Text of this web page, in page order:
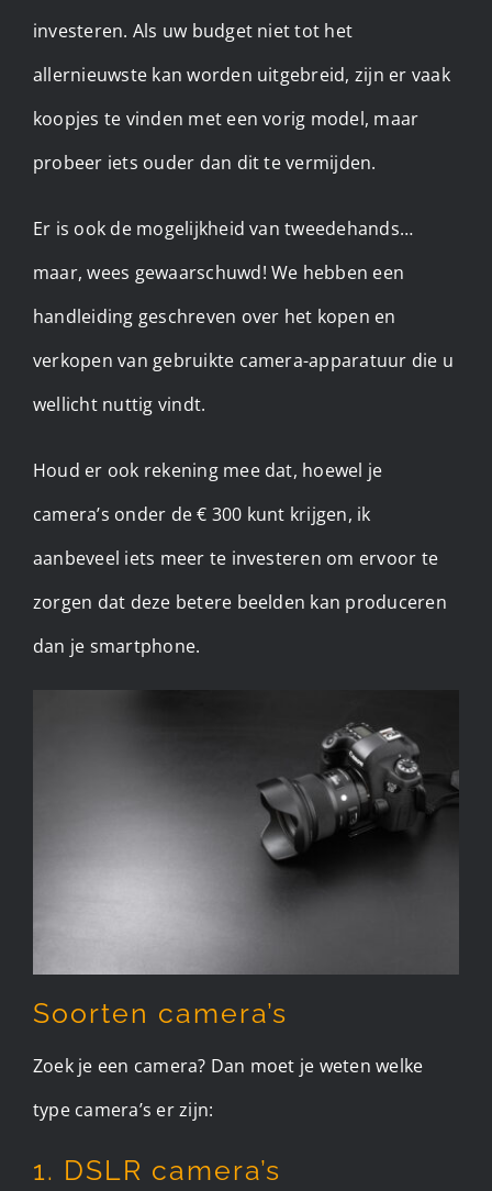
investeren. Als uw budget niet tot het
allernieuwste kan worden uitgebreid, zijn er vaak
koopjes te vinden met een vorig model, maar
probeer iets ouder dan dit te vermijden.
Er is ook de mogelijkheid van tweedehands…
maar, wees gewaarschuwd! We hebben een
handleiding geschreven over het kopen en
verkopen van gebruikte camera-apparatuur die u
wellicht nuttig vindt.
Houd er ook rekening mee dat, hoewel je
camera’s onder de € 300 kunt krijgen, ik
aanbeveel iets meer te investeren om ervoor te
zorgen dat deze betere beelden kan produceren
dan je smartphone.
Soorten camera’s
Zoek je een camera? Dan moet je weten welke
type camera’s er zijn:
1. DSLR camera’s